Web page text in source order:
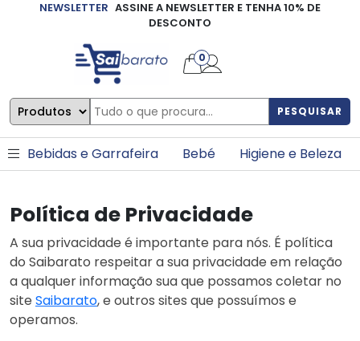
NEWSLETTER ASSINE A NEWSLETTER E TENHA 10% DE
DESCONTO
PESQUISAR
0
Bebidas e Garrafeira Bebé Higiene e Beleza
Política de Privacidade
A sua privacidade é importante para nós. É política
do Saibarato respeitar a sua privacidade em relação
a qualquer informação sua que possamos coletar no
site Saibarato, e outros sites que possuímos e
operamos.